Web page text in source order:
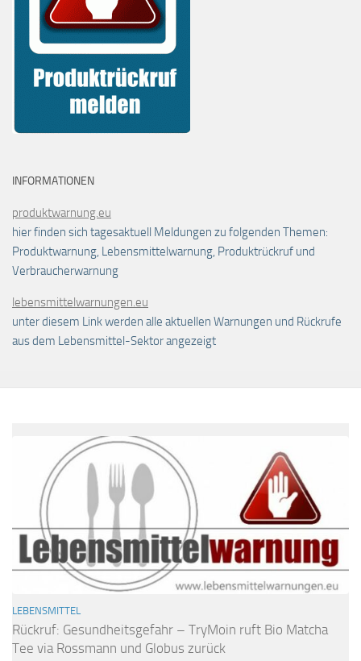
INFORMATIONEN
produktwarnung.eu
hier finden sich tagesaktuell Meldungen zu folgenden Themen:
Produktwarnung, Lebensmittelwarnung, Produktrückruf und
Verbraucherwarnung
lebensmittelwarnungen.eu
unter diesem Link werden alle aktuellen Warnungen und Rückrufe
aus dem Lebensmittel-Sektor angezeigt
LEBENSMITTEL
Rückruf: Gesundheitsgefahr – TryMoin ruft Bio Matcha
Tee via Rossmann und Globus zurück